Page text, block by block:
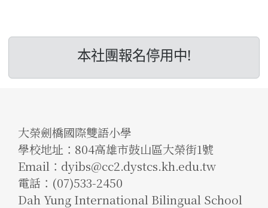
本社團報名停用中!
大榮劍橋國際雙語小學
學校地址：804高雄市鼓山區大榮街1號
Email：dyibs@cc2.dystcs.kh.edu.tw
電話：(07)533-2450
Dah Yung International Bilingual School